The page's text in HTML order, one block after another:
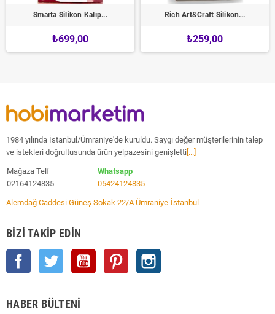
Smarta Silikon Kalıp...
₺699,00
Rich Art&Craft Silikon...
₺259,00
1984 yılında İstanbul/Ümraniye'de kuruldu. Saygı değer müşterilerinin talep
ve istekleri doğrultusunda ürün yelpazesini genişletti [...]
Mağaza Telf
02164124835
Whatsapp
05424124835
Alemdağ Caddesi Güneş Sokak 22/A Ümraniye-İstanbul
BIZI TAKIP EDIN
Facebook Twitter YouTube Pinterest
HABER BÜLTENI